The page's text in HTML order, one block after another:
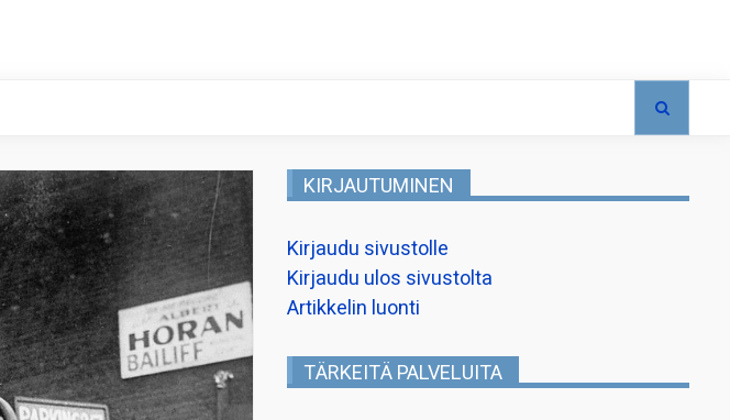
KIRJAUTUMINEN
Kirjaudu sivustolle
Kirjaudu ulos sivustolta
Artikkelin luonti
TÄRKEITÄ PALVELUITA